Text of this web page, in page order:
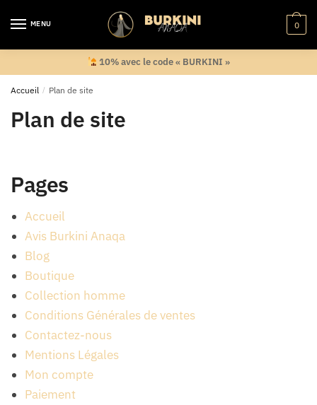
MENU 0
10% avec le code « BURKINI »
Accueil / Plan de site
Plan de site
Pages
Accueil
Avis Burkini Anaqa
Blog
Boutique
Collection homme
Conditions Générales de ventes
Contactez-nous
Mentions Légales
Mon compte
Paiement